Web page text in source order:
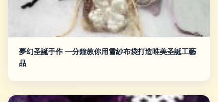
夢幻圣誕手作 一分鐘教你用雪紗布袋打造唯美圣誕工藝
品